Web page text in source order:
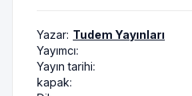
Yazar: Tudem Yayınları
Yayımcı:
Yayın tarihi:
kapak: